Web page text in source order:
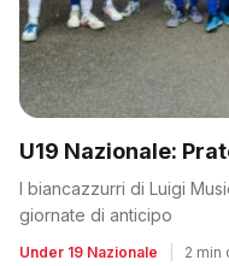
U19 Nazionale:
I biancazzurri di Luigi
giornate di anticipo
Under 19 Nazionale 2 min